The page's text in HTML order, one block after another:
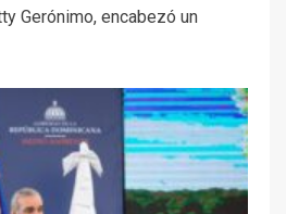
Gerónimo, encabezó un